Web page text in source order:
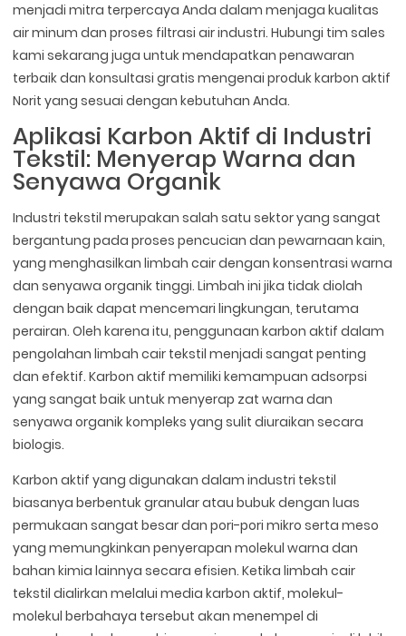
menjadi mitra terpercaya Anda dalam menjaga kualitas
air minum dan proses filtrasi air industri. Hubungi tim sales
kami sekarang juga untuk mendapatkan penawaran
terbaik dan konsultasi gratis mengenai produk karbon aktif
Norit yang sesuai dengan kebutuhan Anda.
Aplikasi Karbon Aktif di Industri
Tekstil: Menyerap Warna dan
Senyawa Organik
Industri tekstil merupakan salah satu sektor yang sangat
bergantung pada proses pencucian dan pewarnaan kain,
yang menghasilkan limbah cair dengan konsentrasi warna
dan senyawa organik tinggi. Limbah ini jika tidak diolah
dengan baik dapat mencemari lingkungan, terutama
perairan. Oleh karena itu, penggunaan karbon aktif dalam
pengolahan limbah cair tekstil menjadi sangat penting
dan efektif. Karbon aktif memiliki kemampuan adsorpsi
yang sangat baik untuk menyerap zat warna dan
senyawa organik kompleks yang sulit diuraikan secara
biologis.
Karbon aktif yang digunakan dalam industri tekstil
biasanya berbentuk granular atau bubuk dengan luas
permukaan sangat besar dan pori-pori mikro serta meso
yang memungkinkan penyerapan molekul warna dan
bahan kimia lainnya secara efisien. Ketika limbah cair
tekstil dialirkan melalui media karbon aktif, molekul-
molekul berbahaya tersebut akan menempel di